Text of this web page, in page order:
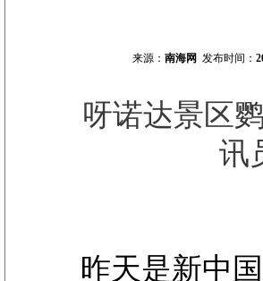
来源： 南海网 发布时间：
呀诺达景区鹦
讯
昨天是新中国